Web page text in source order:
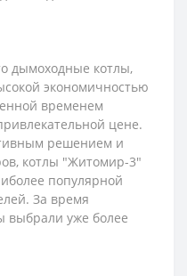
дымоходные котлы,
экономичностью
временем
цене.
решением и
котлы "Житомир-3"
популярной
За время
выбрали уже более